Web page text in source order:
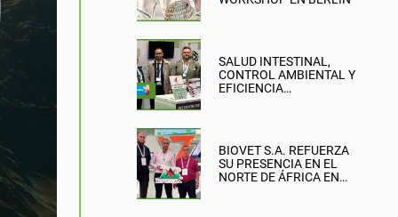
SALUD INTESTINAL,
CONTROL AMBIENTAL Y
EFICIENCIA
BIOVET S.A. REFUERZA
SU PRESENCIA EN EL
NORTE DE ÁFRICA EN